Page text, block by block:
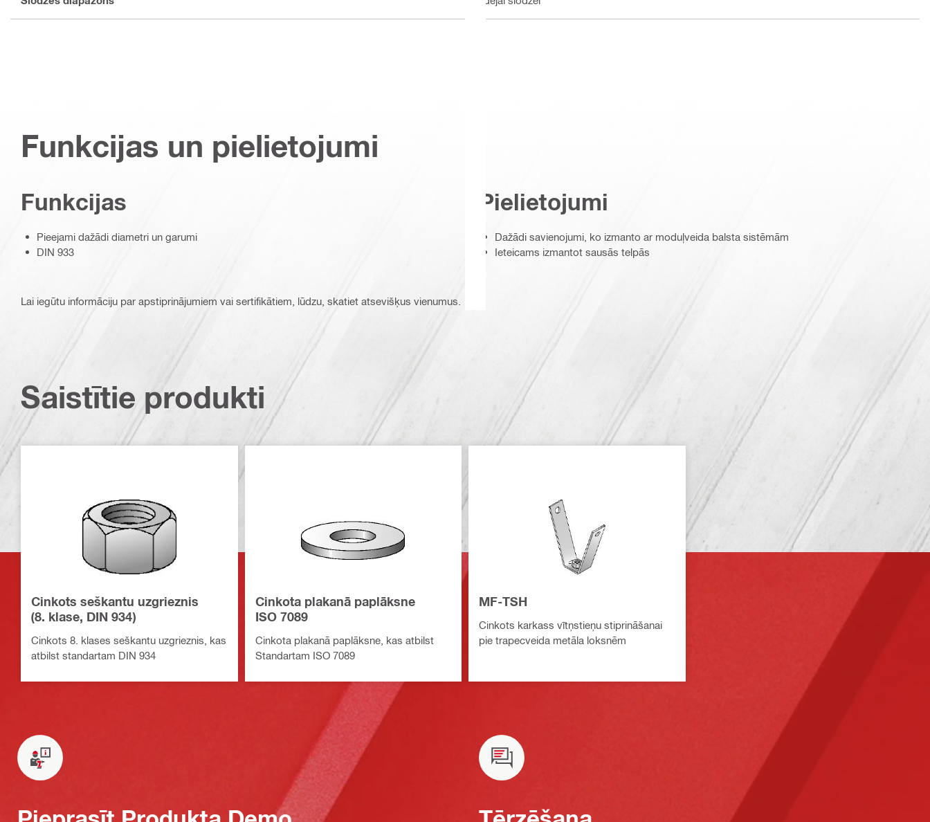
Funkcijas un pielietojumi
Funkcijas
Pieejami dažādi diametri un garumi
DIN 933
Pielietojumi
Dažādi savienojumi, ko izmanto ar moduļveida balsta sistēmām
Ieteicams izmantot sausās telpās
Lai iegūtu informāciju par apstiprinājumiem vai sertifikātiem, lūdzu, skatiet atsevišķus vienumus.
Saistītie produkti
Cinkots seškantu uzgrieznis
(8. klase, DIN 934)
Cinkots 8. klases seškantu uzgrieznis, kas
atbilst standartam DIN 934
Cinkota plakanā paplāksne
ISO 7089
Cinkota plakanā paplāksne, kas atbilst
Standartam ISO 7089
MF-TSH
Cinkots karkass vītņstieņu stiprināšanai
pie trapecveida metāla loksnēm